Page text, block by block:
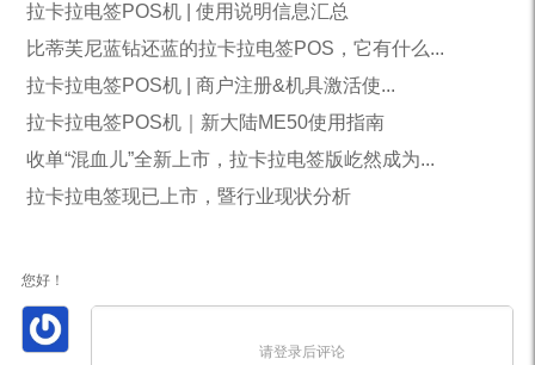
拉卡拉电签POS机 | 使用说明信息汇总
比蒂芙尼蓝钻还蓝的拉卡拉电签POS，它有什么...
拉卡拉电签POS机 | 商户注册&机具激活使...
拉卡拉电签POS机｜新大陆ME50使用指南
收单“混血儿”全新上市，拉卡拉电签版屹然成为...
拉卡拉电签现已上市，暨行业现状分析
您好！
请登录后评论